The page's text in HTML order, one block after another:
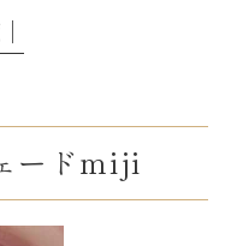
ードmiji